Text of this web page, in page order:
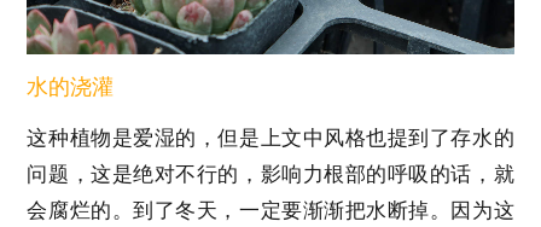
水的浇灌
这种植物是爱湿的，但是上文中风格也提到了存水的
问题，这是绝对不行的，影响力根部的呼吸的话，就
会腐烂的。到了冬天，一定要渐渐把水断掉。因为这